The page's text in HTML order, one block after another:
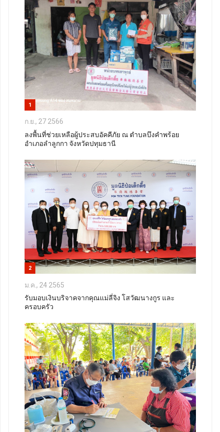
1
ก.ย., 27 2566
ลงพื้นที่ช่วยเหลือผู้ประสบอัคคีภัย ณ ตำบลบึงคำพร้อย
อำเภอลำลูกกา จังหวัดปทุมธานี
2
ม.ค., 24 2565
รับมอบเงินบริจาคจากคุณแม่ลี่จิง โสวัฒนางกูร และ
ครอบครัว